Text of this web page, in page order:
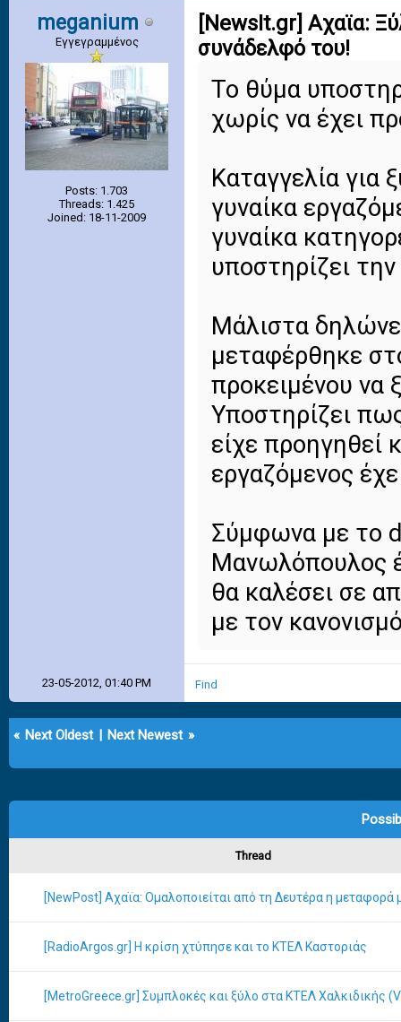
meganium
Εγγεγραμμένος
Posts: 1.703
Threads: 1.425
Joined: 18-11-2009
[NewsIt.gr] Αχαϊα:
συνάδελφό του!
Το θύμα
χωρίς να έχει
Καταγγελία για
γυναίκα
γυναίκα
υποστηρίζει
Μάλιστα
μεταφέρθηκε
προκειμένου να
Υποστηρίζει
είχε προηγηθεί
εργαζόμενος
Σύμφωνα με το
Μανωλόπουλος
θα καλέσει σε
με τον
23-05-2012, 01:40 PM Find
« Next Oldest | Next Newest »
Thread
[NewPost] Αχαϊα: Ομαλοποιείται από τη Δευτέρα η μεταφορά
[RadioArgos.gr] Η κρίση χτύπησε και το ΚΤΕΛ Καστοριάς
[MetroGreece.gr] Συμπλοκές και ξύλο στα ΚΤΕΛ Χαλκιδικής